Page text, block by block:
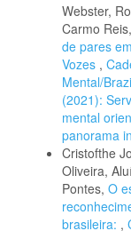
Webster,
Carmo
de pares
Vozes ,
Mental/
(2021):
mental
panorama
Cristofthe
Oliveira,
Pontes, O
brasileira: ,